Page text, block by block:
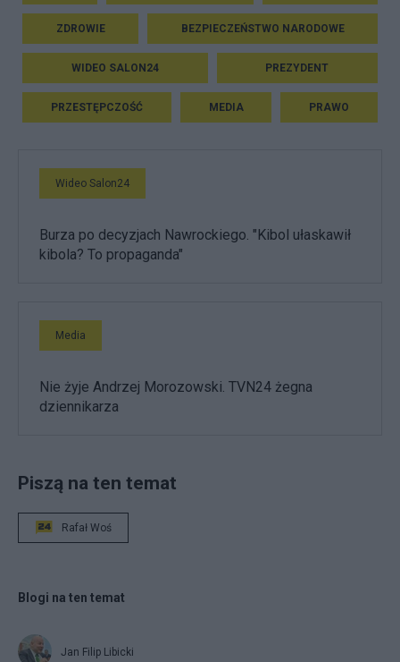
ZDROWIE BEZPIECZEŃSTWO NARODOWE
WIDEO SALON24 PREZYDENT
PRZESTĘPCZOŚĆ MEDIA PRAWO
Wideo Salon24
Burza po decyzjach Nawrockiego. "Kibol ułaskawił
kibola? To propaganda"
Media
Nie żyje Andrzej Morozowski. TVN24 żegna
dziennikarza
Piszą na ten temat
Rafał Woś
Blogi na ten temat
Jan Filip Libicki